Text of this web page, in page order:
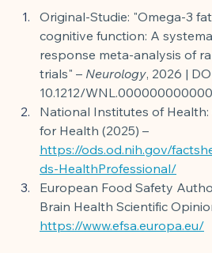
Original-Studie: "Omega-3
cognitive function: A
response meta-analysis of
trials" – Neurology, 2026 |
10.1212/
National Institutes of
for Health (2025) –
https://ods.od.nih.gov/
ds-HealthProfessional/
European Food Safety
Brain Health Scientific
https://www.efsa.europa.eu/